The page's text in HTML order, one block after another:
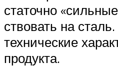
ста­точ­но
ство­вать на
тех­ни­че­ские
продукта.